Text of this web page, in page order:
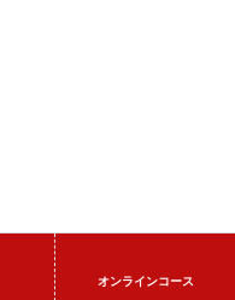
オンラインコース